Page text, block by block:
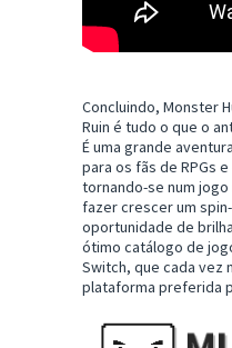
Concluindo, Monster
Ruin é tudo o que o
É uma grande
para os fãs de RPGs
tornando-se num
fazer crescer um
oportunidade de
ótimo catálogo de
Switch, que cada vez
plataforma preferida